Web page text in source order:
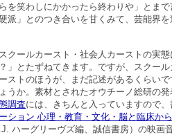
を笑わしにかかったら終わりや」とま
派」とのつき合いを甘くみて、芸能界
クールカースト・社会人カーストの実
」とたずねてきます。ですが、スクー
ストのほうが、まだ記述があるくらい
うか。素材とされたオウチーノ総研の発
調査には、きちんと入っていますので
ション 心理・教育・文化・脳と臨床か
ハーグリーヴズ編、誠信書房）の映画